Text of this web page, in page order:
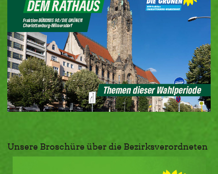
Unsere Broschüre über die Bezirksverordneten